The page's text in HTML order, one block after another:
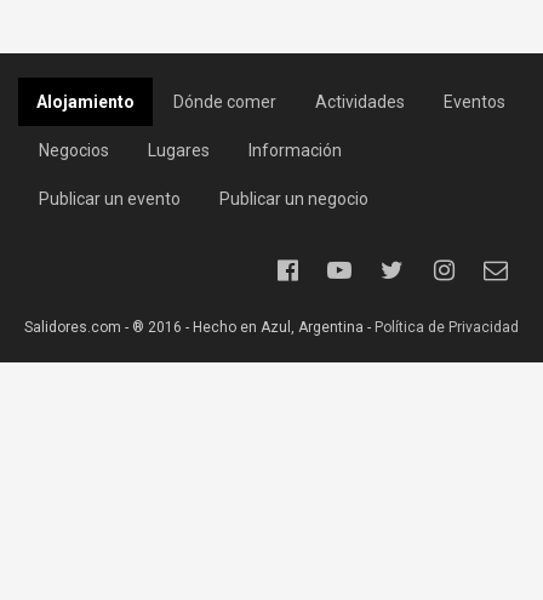
Alojamiento Dónde comer Actividades Eventos
Negocios Lugares Información
Publicar un evento Publicar un negocio
Salidores.com - ® 2016 - Hecho en Azul, Argentina - Política de Privacidad